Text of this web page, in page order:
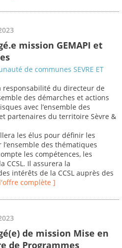
mission GEMAPI et
de communes SEVRE ET
responsabilité du directeur de
des démarches et actions
avec l’ensemble des
partenaires du territoire Sèvre &
les élus pour définir les
des thématiques
les compétences, les
CCSL. Il assurera la
intérêts de la CCSL auprès des
complète ]
de mission Mise en
de Programmes